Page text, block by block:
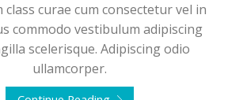
class curae cum consectetur vel in
commodo vestibulum adipiscing
scelerisque. Adipiscing odio
ullamcorper.